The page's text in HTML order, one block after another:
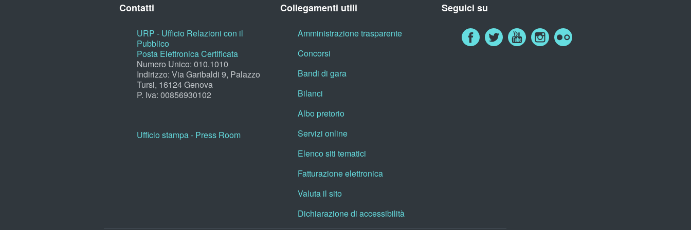
Contatti
URP - Ufficio Relazioni con il
Pubblico
Posta Elettronica Certificata
Numero Unico: 010.1010
Indirizzo: Via Garibaldi 9, Palazzo
Tursi, 16124 Genova
P. Iva: 00856930102
Ufficio stampa - Press Room
Collegamenti utili
Amministrazione trasparente
Concorsi
Bandi di gara
Bilanci
Albo pretorio
Servizi online
Elenco siti tematici
Fatturazione elettronica
Valuta il sito
Dichiarazione di accessibilità
Seguici su